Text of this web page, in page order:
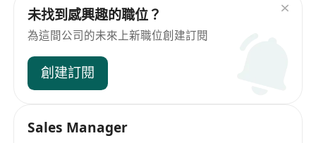
未找到感興趣的職位？
為這間公司的未來上新職位創建訂閱
創建訂閱
Sales Manager